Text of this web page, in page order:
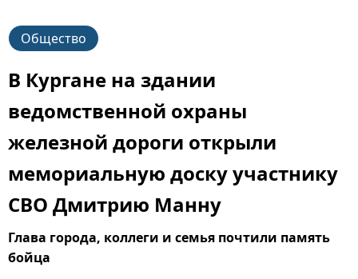
Общество
В Кургане на здании
ведомственной охраны
железной дороги открыли
мемориальную доску участнику
СВО Дмитрию Манну
Глава города, коллеги и семья почтили память
бойца